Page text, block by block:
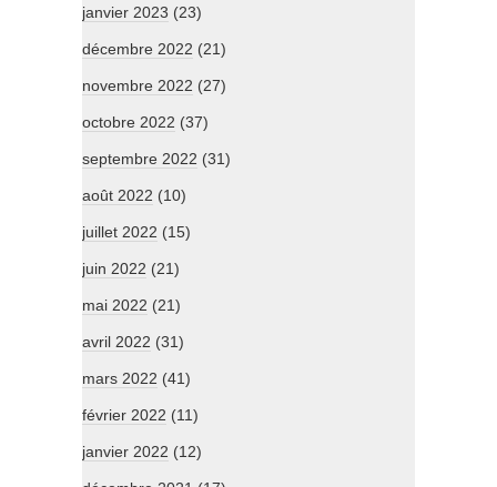
janvier 2023 (23)
décembre 2022 (21)
novembre 2022 (27)
octobre 2022 (37)
septembre 2022 (31)
août 2022 (10)
juillet 2022 (15)
juin 2022 (21)
mai 2022 (21)
avril 2022 (31)
mars 2022 (41)
février 2022 (11)
janvier 2022 (12)